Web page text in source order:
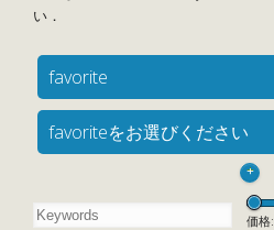
favorite
favoriteをお選びください
+
価格: